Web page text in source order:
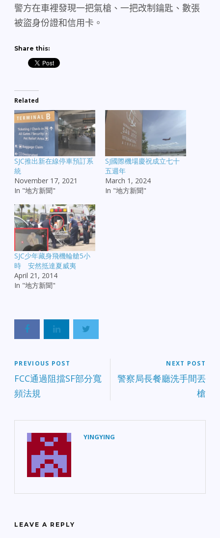
警方在車裡發現一把氣槍、一把改制鑰匙、數張
被盜身份證和信用卡。
Share this:
Related
SJC推出新在線停車預訂系
統
November 17, 2021
In "地方新聞"
SJ國際機場慶祝成立七十
五週年
March 1, 2024
In "地方新聞"
SJC少年藏身飛機輪艙5小
時 安然抵達夏威夷
April 21, 2014
In "地方新聞"
PREVIOUS POST
FCC通過阻擋SF部分寬
頻法規
NEXT POST
警察局長餐廳洗手間丟
槍
YINGYING
LEAVE A REPLY